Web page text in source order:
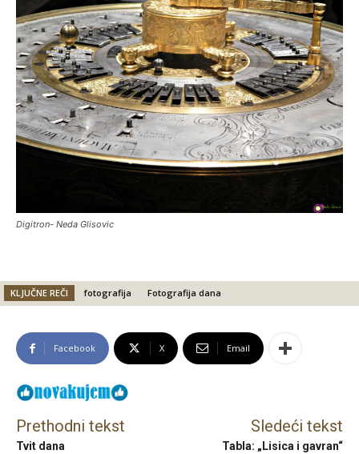
Digitron- Neda Glisovic
KLJUČNE REČI fotografija Fotografija dana
Facebook X Email
Prethodni tekst
Tvit dana
Sledeći tekst
Tabla: „Lisica i gavran“